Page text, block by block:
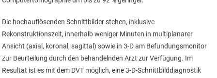
Die hochauflösenden Schnittbilder stehen, inklusive
Rekonstruktionszeit, innerhalb weniger Minuten in multiplanarer
Ansicht (axial, koronal, sagittal) sowie in 3-D am Befundungsmonitor
zur Beurteilung durch den behandelnden Arzt zur Verfügung. Im
Resultat ist es mit dem DVT möglich, eine 3-D-Schnittbilddiagnostik